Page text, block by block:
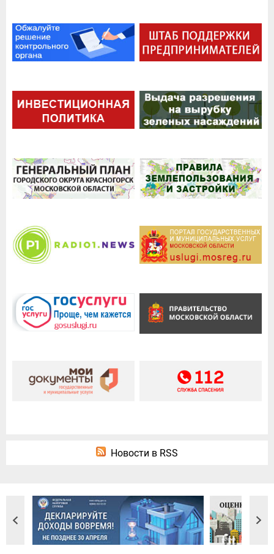
Новости в RSS